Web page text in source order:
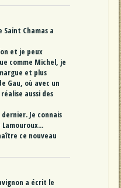
Saint Chamas a
et je peux
comme Michel, je
et plus
Gau, où avec un
aussi des
Je connais
ce nouveau
a écrit le